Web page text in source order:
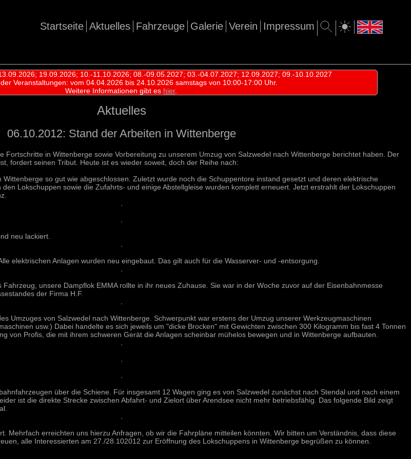
Impressum
Verein
Galerie
Fahrzeuge
Aktuelles
Startseite
19.09.2026; 10.-11.10.2026; 08.-09.05.2027; 03.-04.07.2027; 12.09.2027; 09.-10.10.2027
Veranstaltungen:vom 04.04.2026 bis 24.10.2026 samstags von 10:00-17:00 Uhr.
Weitere Informationen gibt es hier.
Aktuelles
06.10.2012: Stand der Arbeiten in Wittenberge
Fortschritte in Wittenberge sowie Vorbereitung zu unserem Umzug von Salzwedel nach Wittenberge berichtet haben. Der
fordert seinen Tribut. Heute ist es wieder soweit, doch der Reihe nach:
so gut wie abgeschlossen. Zuletzt wurde noch die Schuppentore instand gesetzt und deren elektrische
Lokschuppen sowie die Zufahrts- und einige Abstellgleise wurden komplett erneuert. Jetzt erstrahlt der Lokschuppen
neu lackiert.
elektrischen Anlagen wurden neu eingebaut. Das gilt auch für die Wasserver- und -entsorgung.
unsere Dampflok EMMA rollte in ihr neues Zuhause. Sie war in der Woche zuvor auf der Eisenbahnmesse
der Firma H.F.
Umzuges von Salzwedel nach Wittenberge. Schwerpunkt war erstens der Umzug unserer Werkzeugmaschinen
usw.) Dabei handelte es sich jeweils um "dicke Brocken" mit Gewichten zwischen 300 Kilogramm bis fast 4 Tonnen
von Profis, die mit ihrem schweren Gerät die Anlagen scheinbar mühelos bewegen und in Wittenberge aufbauten.
über die Schiene. Für insgesamt 12 Wagen ging es von Salzwedel zunächst nach Stendal und nach einem
ist die direkte Strecke zwischen Abfahrt- und Zielort über Arendsee nicht mehr betriebsfähig. Das folgende Bild zeigt
Mehrfach erreichten uns hierzu Anfragen, ob wir die Fahrpläne mitteilen könnten. Wir bitten um Verständnis, dass diese
alle Interessierten am 27./28.102012 zur Eröffnung des Lokschuppens in Wittenberge begrüßen zu können.